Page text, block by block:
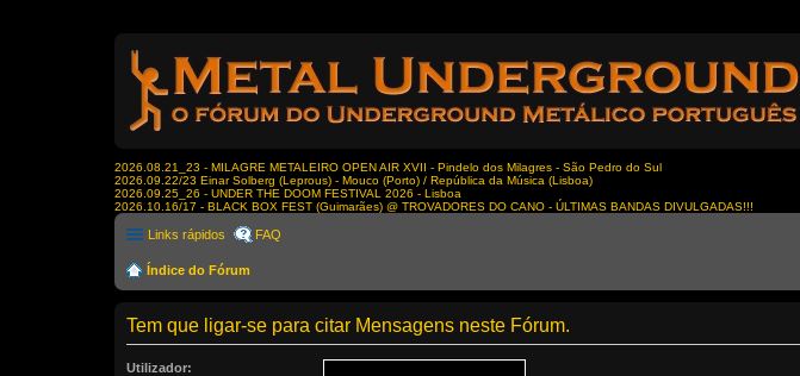
2026.08.21_23 - MILAGRE METALEIRO OPEN AIR XVII - Pindelo dos Milagres - São Pedro do Sul
2026.09.22/23 Einar Solberg (Leprous) - Mouco (Porto) / República da Música (Lisboa)
2026.09.25_26 - UNDER THE DOOM FESTIVAL 2026 - Lisboa
2026.10.16/17 - BLACK BOX FEST (Guimarães) @ TROVADORES DO CANO - ÚLTIMAS BANDAS DIVULGADAS!!!
Links rápidos FAQ
Índice do Fórum
Tem que ligar-se para citar Mensagens neste Fórum.
Utilizador: